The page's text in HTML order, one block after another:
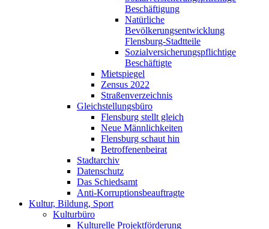
Beschäftigung
Natürliche
Bevölkerungsentwicklung
Flensburg-Stadtteile
Sozialversicherungspflichtige
Beschäftigte
Mietspiegel
Zensus 2022
Straßenverzeichnis
Gleichstellungsbüro
Flensburg stellt gleich
Neue Männlichkeiten
Flensburg schaut hin
Betroffenenbeirat
Stadtarchiv
Datenschutz
Das Schiedsamt
Anti-Korruptionsbeauftragte
Kultur, Bildung, Sport
Kulturbüro
Kulturelle Projektförderung